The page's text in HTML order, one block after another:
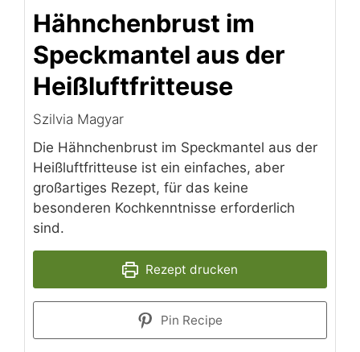
Hähnchenbrust im
Speckmantel aus der
Heißluftfritteuse
Szilvia Magyar
Die Hähnchenbrust im Speckmantel aus der
Heißluftfritteuse ist ein einfaches, aber
großartiges Rezept, für das keine
besonderen Kochkenntnisse erforderlich
sind.
Rezept drucken
Pin Recipe